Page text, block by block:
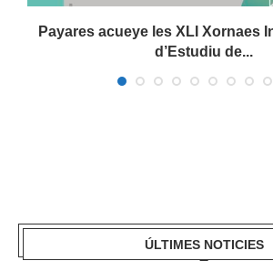
Payares acueye les XLI Xornaes
d’Estudiu de...
ÚLTIMES NOTICIES